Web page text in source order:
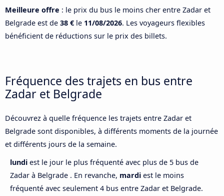
Meilleure offre : le prix du bus le moins cher entre Zadar et
Belgrade est de 38 € le 11/08/2026. Les voyageurs flexibles
bénéficient de réductions sur le prix des billets.
Fréquence des trajets en bus entre
Zadar et Belgrade
Découvrez à quelle fréquence les trajets entre Zadar et
Belgrade sont disponibles, à différents moments de la journée
et différents jours de la semaine.
lundi est le jour le plus fréquenté avec plus de 5 bus de
Zadar à Belgrade . En revanche, mardi est le moins
fréquenté avec seulement 4 bus entre Zadar et Belgrade.